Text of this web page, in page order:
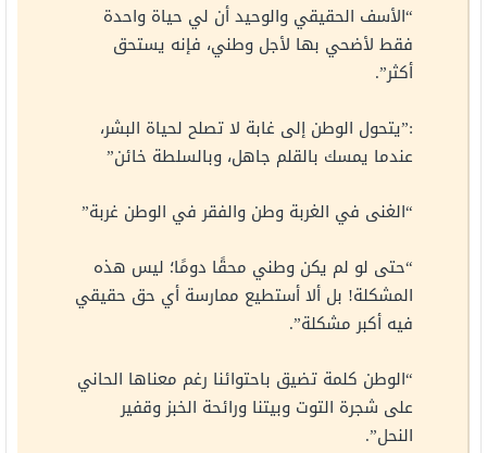
“الأسف الحقيقي والوحيد أن لي حياة واحدة
فقط لأضحي بها لأجل وطني، فإنه يستحق
أكثر”.
:”يتحول الوطن إلى غابة لا تصلح لحياة البشر،
عندما يمسك بالقلم جاهل، وبالسلطة خائن”
“الغنى في الغربة وطن والفقر في الوطن غربة”
“حتى لو لم يكن وطني محقًا دومًا؛ ليس هذه
المشكلة! بل ألا أستطيع ممارسة أي حق حقيقي
فيه أكبر مشكلة”.
“الوطن كلمة تضيق باحتوائنا رغم معناها الحاني
على شجرة التوت وبيتنا ورائحة الخبز وقفير
النحل”.